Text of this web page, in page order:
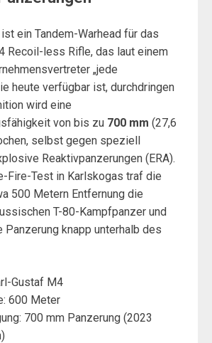
ein Tandem-Warhead für das
Recoil-less Rifle, das laut einem
„jede
heute verfügbar ist, durchdringen
wird eine
von bis zu 700 mm (27,6
selbst gegen speziell
Reaktivpanzerungen (ERA).
Fire-Test in Karlskogas traf die
500 Metern Entfernung die
T-80-Kampfpanzer und
knapp unterhalb des
Gustaf M4
600 Meter
700 mm Panzerung (2023